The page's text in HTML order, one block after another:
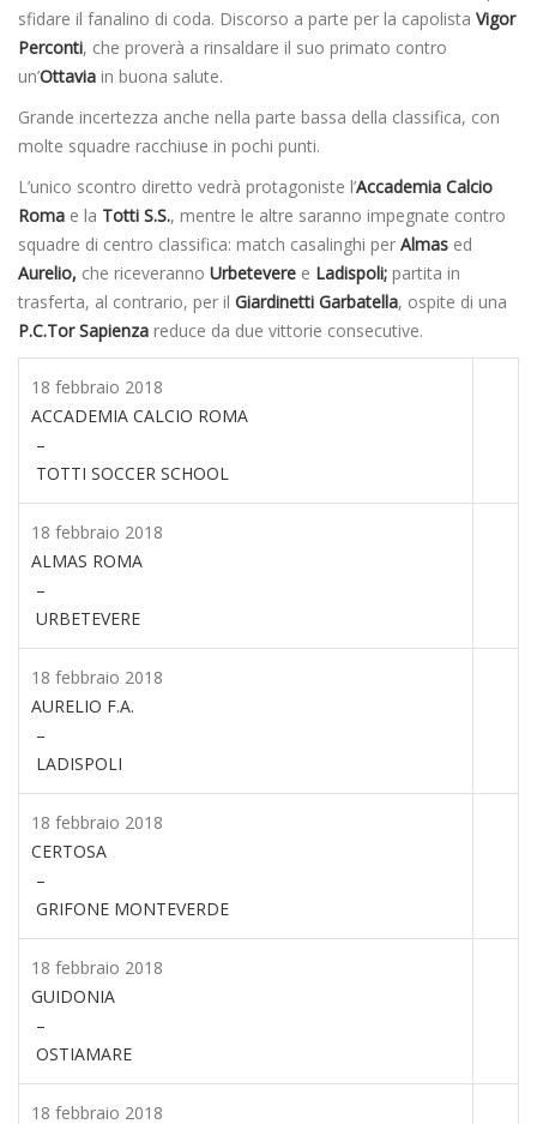
sfidare il fanalino di coda. Discorso a parte per la capolista Vigor
Perconti, che proverà a rinsaldare il suo primato contro
un’Ottavia in buona salute.
Grande incertezza anche nella parte bassa della classifica, con
molte squadre racchiuse in pochi punti.
L’unico scontro diretto vedrà protagoniste l’Accademia Calcio
Roma e la Totti S.S., mentre le altre saranno impegnate contro
squadre di centro classifica: match casalinghi per Almas ed
Aurelio, che riceveranno Urbetevere e Ladispoli; partita in
trasferta, al contrario, per il Giardinetti Garbatella, ospite di una
P.C.Tor Sapienza reduce da due vittorie consecutive.
18 febbraio 2018
ACCADEMIA CALCIO ROMA
–
TOTTI SOCCER SCHOOL
18 febbraio 2018
ALMAS ROMA
–
URBETEVERE
18 febbraio 2018
AURELIO F.A.
–
LADISPOLI
18 febbraio 2018
CERTOSA
–
GRIFONE MONTEVERDE
18 febbraio 2018
GUIDONIA
–
OSTIAMARE
18 febbraio 2018